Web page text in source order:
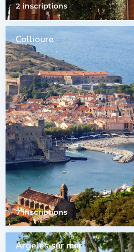
2 inscriptions
Collioure
7 inscriptions
Argeles sur mer